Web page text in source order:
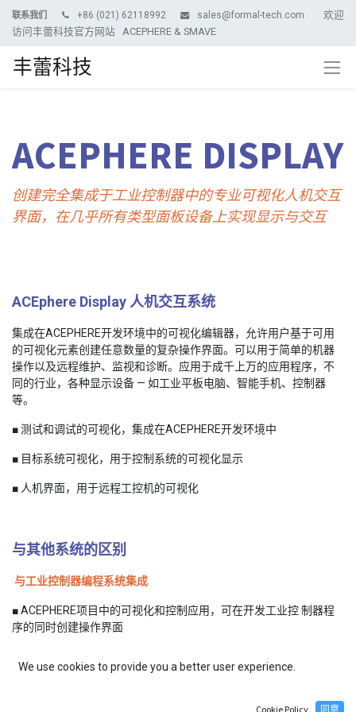
联系我们 +86 (021) 62118992 sales@formal-tech.com
欢迎
访问丰蕾科技官方网站 ACEPHERE & SMAVE
丰蕾科技
ACEPHERE DISPLAY
创建完全集成于工业控制器中的专业可视化人机交互
界面，在几乎所有类型面板设备上实现显示与交互
ACEphere Display 人机交互系统
集成在ACEPHERE开发环境中的可视化编辑器，允许用户基于可用
的可视化元素创建任意数量的复杂操作界面。可以用于简单的机器
操作以及远程维护、监视和诊断。应用于成千上万的应用程序，不
同的行业，各种显示设备 — 如工业平板电脑、智能手机、控制器
等。
■ 测试和调试的可视化，集成在ACEPHERE开发环境中
■ 目标系统可视化，用于控制系统的可视化显示
■ 人机界面，用于远程工控机的可视化
与其他系统的区别
与工业控制器编程系统集成
■ ACEPHERE项目中的可视化和控制应用，可在开发工业控 制器程
序的同时创建操作界面
We use cookies to provide you a better user experience.
Cookie Policy 同意